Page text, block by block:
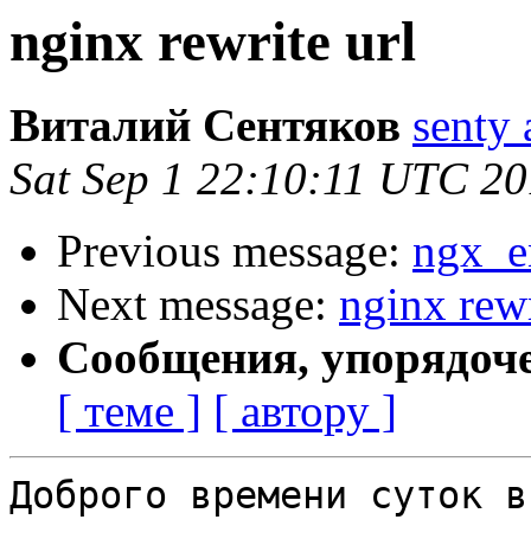
nginx rewrite url
Виталий Сентяков senty
Sat Sep 1 22:10:11 UTC
Previous message:
Next message: nginx
Сообщения,
[ теме ] [ автору ]
Доброго времени суток